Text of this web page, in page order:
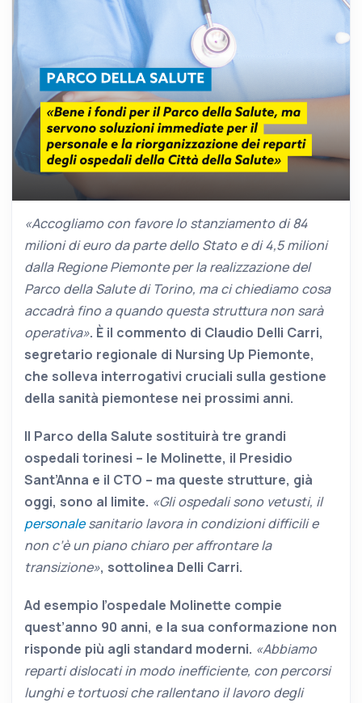
«Accogliamo con favore lo stanziamento di 84
milioni di euro da parte dello Stato e di 4,5 milioni
dalla Regione Piemonte per la realizzazione del
Parco della Salute di Torino, ma ci chiediamo cosa
accadrà fino a quando questa struttura non sarà
operativa». È il commento di Claudio Delli Carri,
segretario regionale di Nursing Up Piemonte,
che solleva interrogativi cruciali sulla gestione
della sanità piemontese nei prossimi anni.
Il Parco della Salute sostituirà tre grandi
ospedali torinesi – le Molinette, il Presidio
Sant’Anna e il CTO – ma queste strutture, già
oggi, sono al limite. «Gli ospedali sono vetusti, il
personalesanitario lavora in condizioni difficili e
non c’è un piano chiaro per affrontare la
transizione», sottolinea Delli Carri.
Ad esempio l’ospedale Molinette compie
quest’anno 90 anni, e la sua conformazione non
risponde più agli standard moderni. «Abbiamo
reparti dislocati in modo inefficiente, con percorsi
lunghi e tortuosi che rallentano il lavoro degli